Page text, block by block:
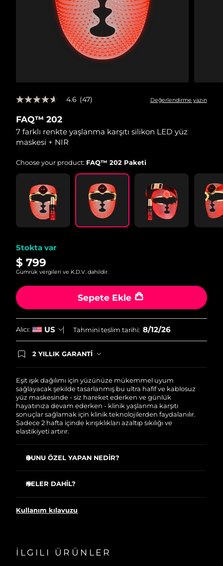
5
4.6
yıldız,
ortalama
puan
Read
47
Reviews.
sayfa
bağlantısı.
4.6 (47) Değerlendirme yazın
FAQ™ 202
7 farklı renkte yaşlanma karşıtı silikon LED yüz
maskesi + NIR
Choose your product: FAQ™ 202 Paketi
Stokta var
$ 799
Gümrük vergileri ve K.D.V. dahildir.
Sepete Ekle
Alıcı: US Tahmini teslim tarihi: 8/12/26
2 YILLIK GARANTİ
korunmaktadır. Cihazınızla ilgili herhangi bir
şikayet, arıza durumunda Garanti Belgesinde yer
alan servisimize ve merkez ofis adresimize
ürününüzü teslim edebilirsiniz. Ürününüzle
alakalı sorun tespit edildiğinde yeni bir ürünle
değişimi sağlanmakta ve adresinize
gönderilmektedir.
Eşit ışık dağılımı için yüzünüze mükemmel uyum
sağlayacak şekilde tasarlanmış bu ultra hafif ve kablosuz
yüz maskesinde - siz hareket ederken ve günlük
hayatınıza devam ederken - klinik yaşlanma karşıtı
sonuçlar sağlamak için klinik teknolojilerden faydalanılır.
Sadece 2 hafta içinde kırışıklıkları azaltıp sıkılığı ve
elastikiyeti artırır.
BUNU ÖZEL YAPAN NEDİR?
hiperpigmentasyon ve donukluk belirtileriyle mücadele
ışık kapsamı sağlar.
Kaymaz saç bandı ile ultra hafif, kablosuz ve gözleri
açıkta bırakan tasarımı, hareket etmeyi kolaylaştırır.
NELER DAHİL?
60 ml FAQ™ Silikon Temizleme Spreyi
USB şarj kablosu
Kullanım kılavuzu
İLGILI ÜRÜNLER